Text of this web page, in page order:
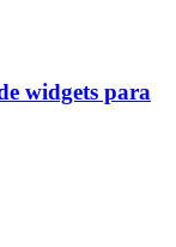
widgets para